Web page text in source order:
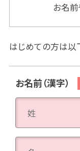
お名
はじめての方は以
お名前（漢字）